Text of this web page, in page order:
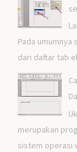
Pada
dari daftar tab
merupakan
sistem operasi